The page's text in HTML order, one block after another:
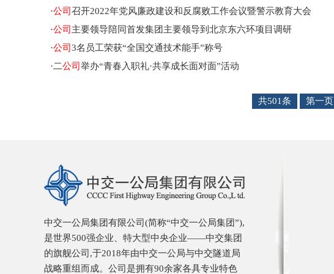
·公司 召开2022年党风廉政建设和反腐败工作会议暨警示教育大会
·公司 主要领导陪同首发集团主要领导到北京东六环项目调研
·公司 3名员工荣获“全国交通技术能手”称号
·二公司 举办“青春入职礼·共享成长面对面”活动
共501条 第一页
中交一公局集团有限公司(简称“中交一公局集团”),
是世界500强企业、特大型中央企业——中交集团
的旗舰公司,于2018年由中交一公局与中交隧道局
战略重组而成。公司是拥有90余家各具专业特色